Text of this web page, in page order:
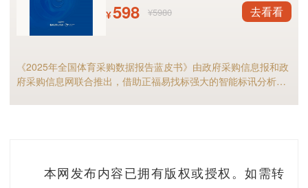
万元、浙江3796.17万元、河北3278.25万元、广
¥598 ¥5980 去看看
《2025年全国体育采购数据报告蓝皮书》由政府采购信息报和政
府采购信息网联合推出，借助正福易找标强大的智能标讯分析能
本网发布内容已拥有版权或授权。如需转